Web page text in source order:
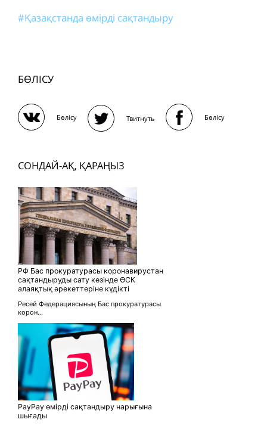
#Қазақстанда өмірді сақтандыру
БӨЛІСУ
Бөлісу Твитнуть Бөлісу
СОНДАЙ-АҚ, ҚАРАҢЫЗ
РФ Бас прокуратурасы коронавирустан
сақтандыруды сату кезінде ӨСК
алаяқтық әрекеттеріне күдікті
Ресей Федерациясының Бас прокуратурасы
корон...
PayPay өмірді сақтандыру нарығына
шығады